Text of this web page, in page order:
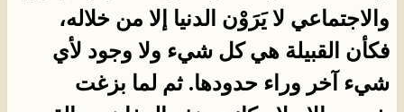
والاجتماعي لا يَرَوْن الدنيا إلا من خلاله،
فكأن القبيلة هي كل شيء ولا وجود لأي
شيء آخر وراء حدودها. ثم لما بزغت